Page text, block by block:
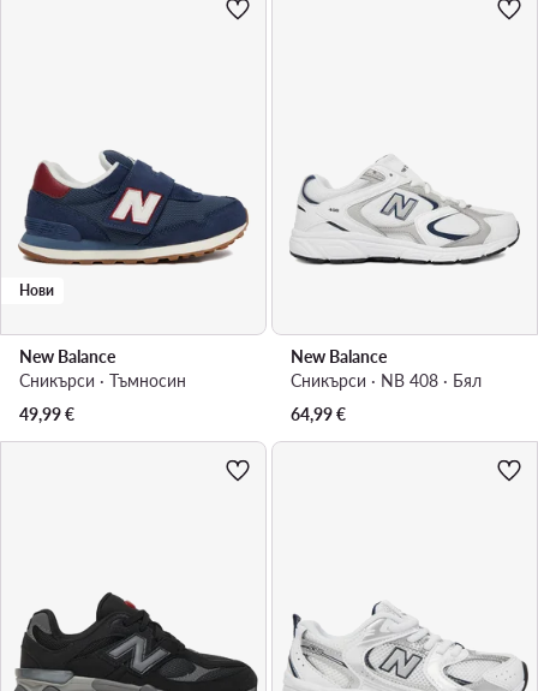
Нови
New Balance
Сникърси · Тъмносин
49,99€
New Balance
Сникърси · NB 408 · Бял
64,99€